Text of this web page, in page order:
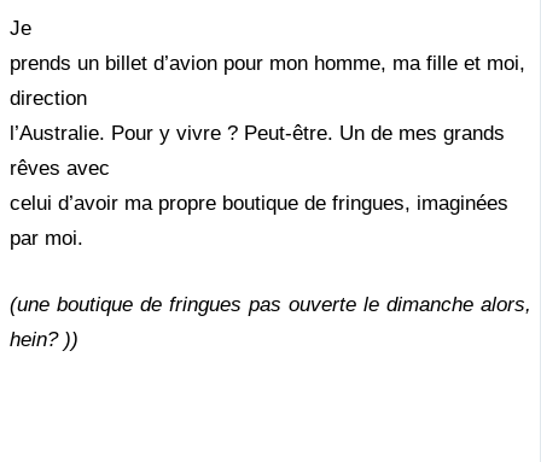
Je
prends un billet d’avion pour mon homme, ma fille et moi,
direction
l’Australie. Pour y vivre ? Peut-être. Un de mes grands
rêves avec
celui d’avoir ma propre boutique de fringues, imaginées
par moi.
(une boutique de fringues pas ouverte le dimanche alors,
hein? ))